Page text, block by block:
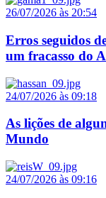
26/07/2026 às 20:54
Erros seguidos
um fracasso do
24/07/2026 às 09:18
As lições de
Mundo
24/07/2026 às 09:16